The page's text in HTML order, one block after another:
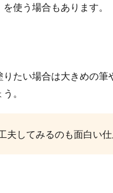
使う場合もあります。
たい場合は大きめの
。
夫してみるのも面白い仕